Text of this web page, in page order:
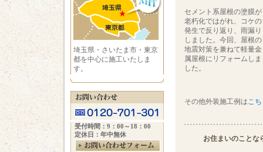
セメント系屋根の塗膜が
老朽化ではがれ、コケの
発生で反り返り、雨漏り
しました。今回、屋根の
地震対策を兼ねて軽量金
属屋根にリフォームしま
した。
その他外装施工例はこ
お住まいのこと
埼玉県・さいたま市・東京
都を中心に施工いたしま
す。
受付時間：9：00～18：00
定休日：年中無休